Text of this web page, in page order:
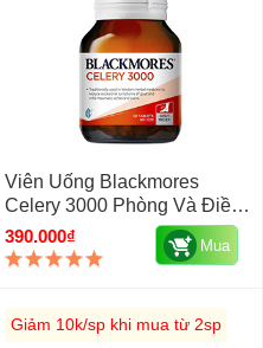
Viên Uống Blackmores
Celery 3000 Phòng Và Điều
Trị Gút Của Úc 50 Viên
390.000₫ Mua
Giảm 10k/sp khi mua từ 2sp